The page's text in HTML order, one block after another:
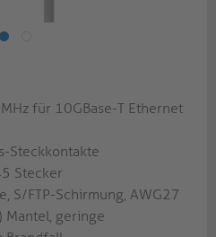
für 10GBase-T Ethernet
Steckkontakte
Stecker
S/FTP-Schirmung, AWG27
Mantel, geringe